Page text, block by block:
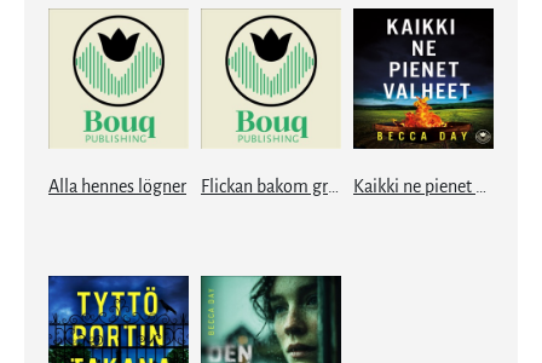
Alla hennes lögner Flickan bakom grinden Kaikki ne pienet valheet